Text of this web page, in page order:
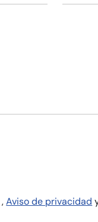
, Aviso de privacidad